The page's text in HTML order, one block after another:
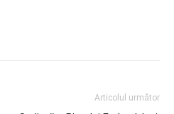
Articolul următor